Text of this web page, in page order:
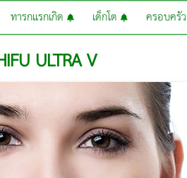
ทารกแรกเกิด เด็กโต ครอบครัว
ULTRA V